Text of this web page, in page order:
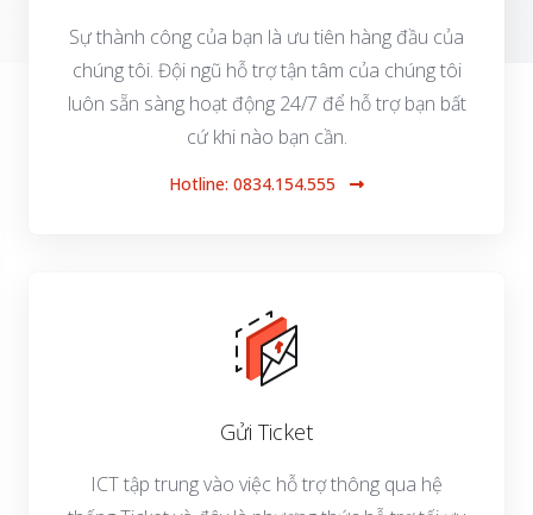
Sự thành công của bạn là ưu tiên hàng đầu của
chúng tôi. Đội ngũ hỗ trợ tận tâm của chúng tôi
luôn sẵn sàng hoạt động 24/7 để hỗ trợ bạn bất
cứ khi nào bạn cần.
Hotline: 0834.154.555
Gửi Ticket
ICT tập trung vào việc hỗ trợ thông qua hệ